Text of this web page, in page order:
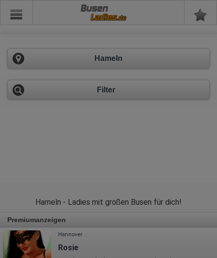
Busen
Hameln
Filter
Hameln - Ladies mit großen Busen für dich!
Premiumanzeigen
Hannover
Rosie